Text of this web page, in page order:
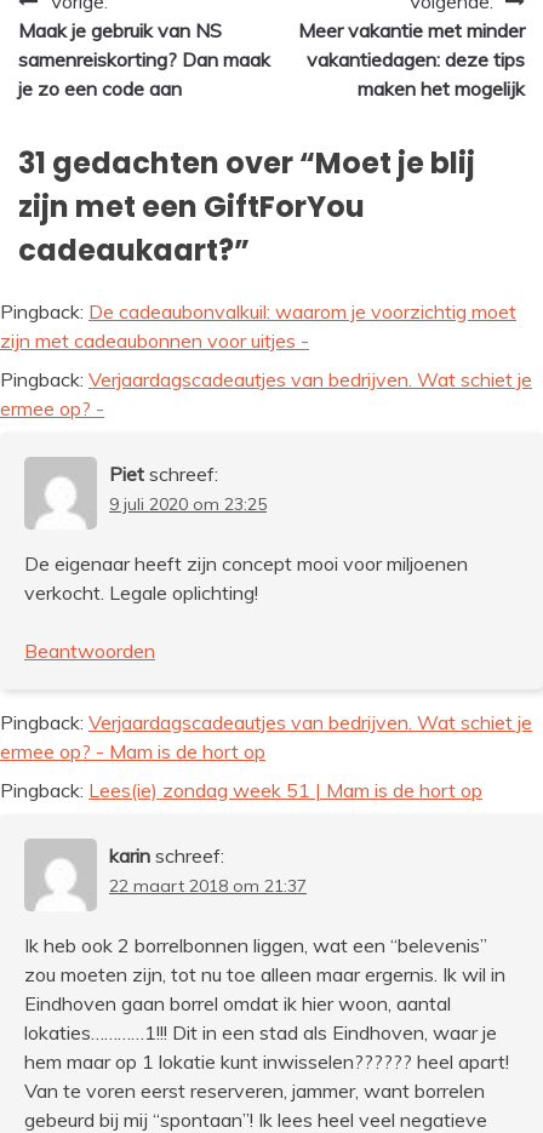
navigatie
Maak je gebruik van NS
samenreiskorting? Dan maak
je zo een code aan
Meer vakantie met minder
vakantiedagen: deze tips
maken het mogelijk
31 gedachten over “Moet je blij
zijn met een GiftForYou
cadeaukaart?”
Pingback: De cadeaubonvalkuil: waarom je voorzichtig moet
zijn met cadeaubonnen voor uitjes -
Pingback: Verjaardagscadeautjes van bedrijven. Wat schiet je
ermee op? -
Piet schreef:
9 juli 2020 om 23:25
De eigenaar heeft zijn concept mooi voor miljoenen
verkocht. Legale oplichting!
Beantwoorden
Pingback: Verjaardagscadeautjes van bedrijven. Wat schiet je
ermee op? - Mam is de hort op
Pingback: Lees(ie) zondag week 51 | Mam is de hort op
karin schreef:
22 maart 2018 om 21:37
Ik heb ook 2 borrelbonnen liggen, wat een “belevenis”
zou moeten zijn, tot nu toe alleen maar ergernis. Ik wil in
Eindhoven gaan borrel omdat ik hier woon, aantal
lokaties…………1!!! Dit in een stad als Eindhoven, waar je
hem maar op 1 lokatie kunt inwisselen?????? heel apart!
Van te voren eerst reserveren, jammer, want borrelen
gebeurd bij mij “spontaan”! Ik lees heel veel negatieve